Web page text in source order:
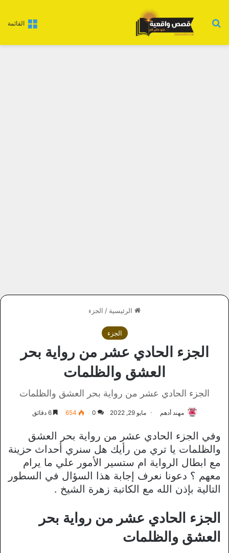
القائمة بحث عن
الرئيسية / الجزء
الجزء
الجزء الحادي عشر من رواية بحر
العشق والظلمات
الجزء الحادي عشر من رواية بحر العشق والظلمات
مهند أدهم مايو 29, 2022 0
654 6 دقائق
وفي الجزء الحادي عشر من رواية بحر العشق
والظلمات يا تري من رأيك هل سنري أحداث حزينة
مع ابطال الرواية ام ستسير الأمور علي ما يرام
معهم ؟ دعونا نعرف إجابة هذا السؤال في السطور
التالية بإذن الله مع الكاتبة زهرة الشيخ .
الجزء الحادي عشر من رواية بحر
العشق والظلمات